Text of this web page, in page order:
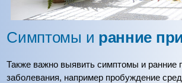
Симптомы и ранние
Также важно выявить симптомы и ранние
заболевания, например пробуждение